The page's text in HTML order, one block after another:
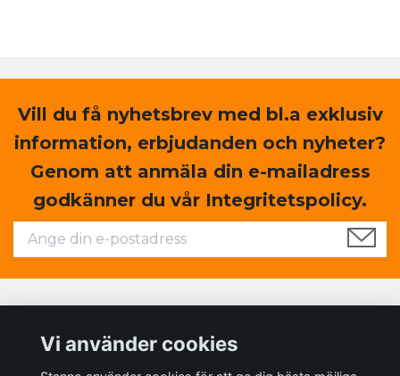
Vill du få nyhetsbrev med bl.a exklusiv
information, erbjudanden och nyheter?
Genom att anmäla din e-mailadress
godkänner du vår Integritetspolicy.
Vi använder cookies